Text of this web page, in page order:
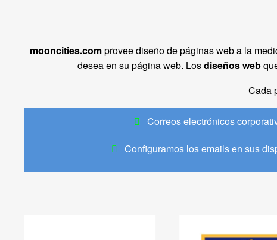
mooncities.comprovee diseño de páginas web a la
desea en su página web. Losdiseños web
Cada
Correos electrónicos
Configuramos los emails en sus